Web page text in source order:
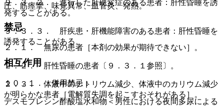
９．３．２． 進行した肝硬変症のある患者：肝性昏睡を誘
発することがある。
９．３．３． 肝疾患・肝機能障害のある患者：肝性昏睡を
誘発することがある。
相互作用
１０．１． 併用禁忌：
デスモプレシン酢酸塩水和物＜男性における夜間多尿による
圧、筋痙攣、味覚異常、血管炎、発熱。
禁忌
２．１． 無尿の患者［本剤の効果が期待できない］。
２．２． 肝性昏睡の患者〔９．３．１参照〕。
２．３． 体液中のナトリウム減少、体液中のカリウム減少
が明らかな患者［電解質失調を起こすおそれがある］。